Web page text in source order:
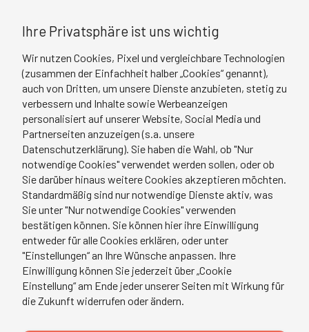
Neuer Ärztlicher Direktor Städtische Klinik
Mönchengladbach
Dr. Harald Löw, Chefarzt der Unfall- und
Gelenkchirurgie an den Städtischen Kliniken
Mönchengladbach, hat die Ärztliche Direktion des
Hauses übernommen. Wir gratulieren herzlich zur
neuen Position! Dr. med. Harald Löw absolviert das
Intensivseminar Krankenhausleitung für Ärztliche
Direktor/innen und Chefärzt/innen des mibeg-
Instituts Medizin.
Ihre Privatsphäre ist uns wichtig
Wir nutzen Cookies, Pixel und vergleichbare Technologien
(zusammen der Einfachheit halber „Cookies“ genannt),
auch von Dritten, um unsere Dienste anzubieten, stetig zu
verbessern und Inhalte sowie Werbeanzeigen
personalisiert auf unserer Website, Social Media und
Partnerseiten anzuzeigen (s.a. unsere
Datenschutzerklärung). Sie haben die Wahl, ob "Nur
notwendige Cookies" verwendet werden sollen, oder ob
Sie darüber hinaus weitere Cookies akzeptieren möchten.
Standardmäßig sind nur notwendige Dienste aktiv, was
Sie unter "Nur notwendige Cookies" verwenden
bestätigen können. Sie können hier ihre Einwilligung
entweder für alle Cookies erklären, oder unter
"Einstellungen“ an Ihre Wünsche anpassen. Ihre
Einwilligung können Sie jederzeit über „Cookie
Einstellung“ am Ende jeder unserer Seiten mit Wirkung für
die Zukunft widerrufen oder ändern.